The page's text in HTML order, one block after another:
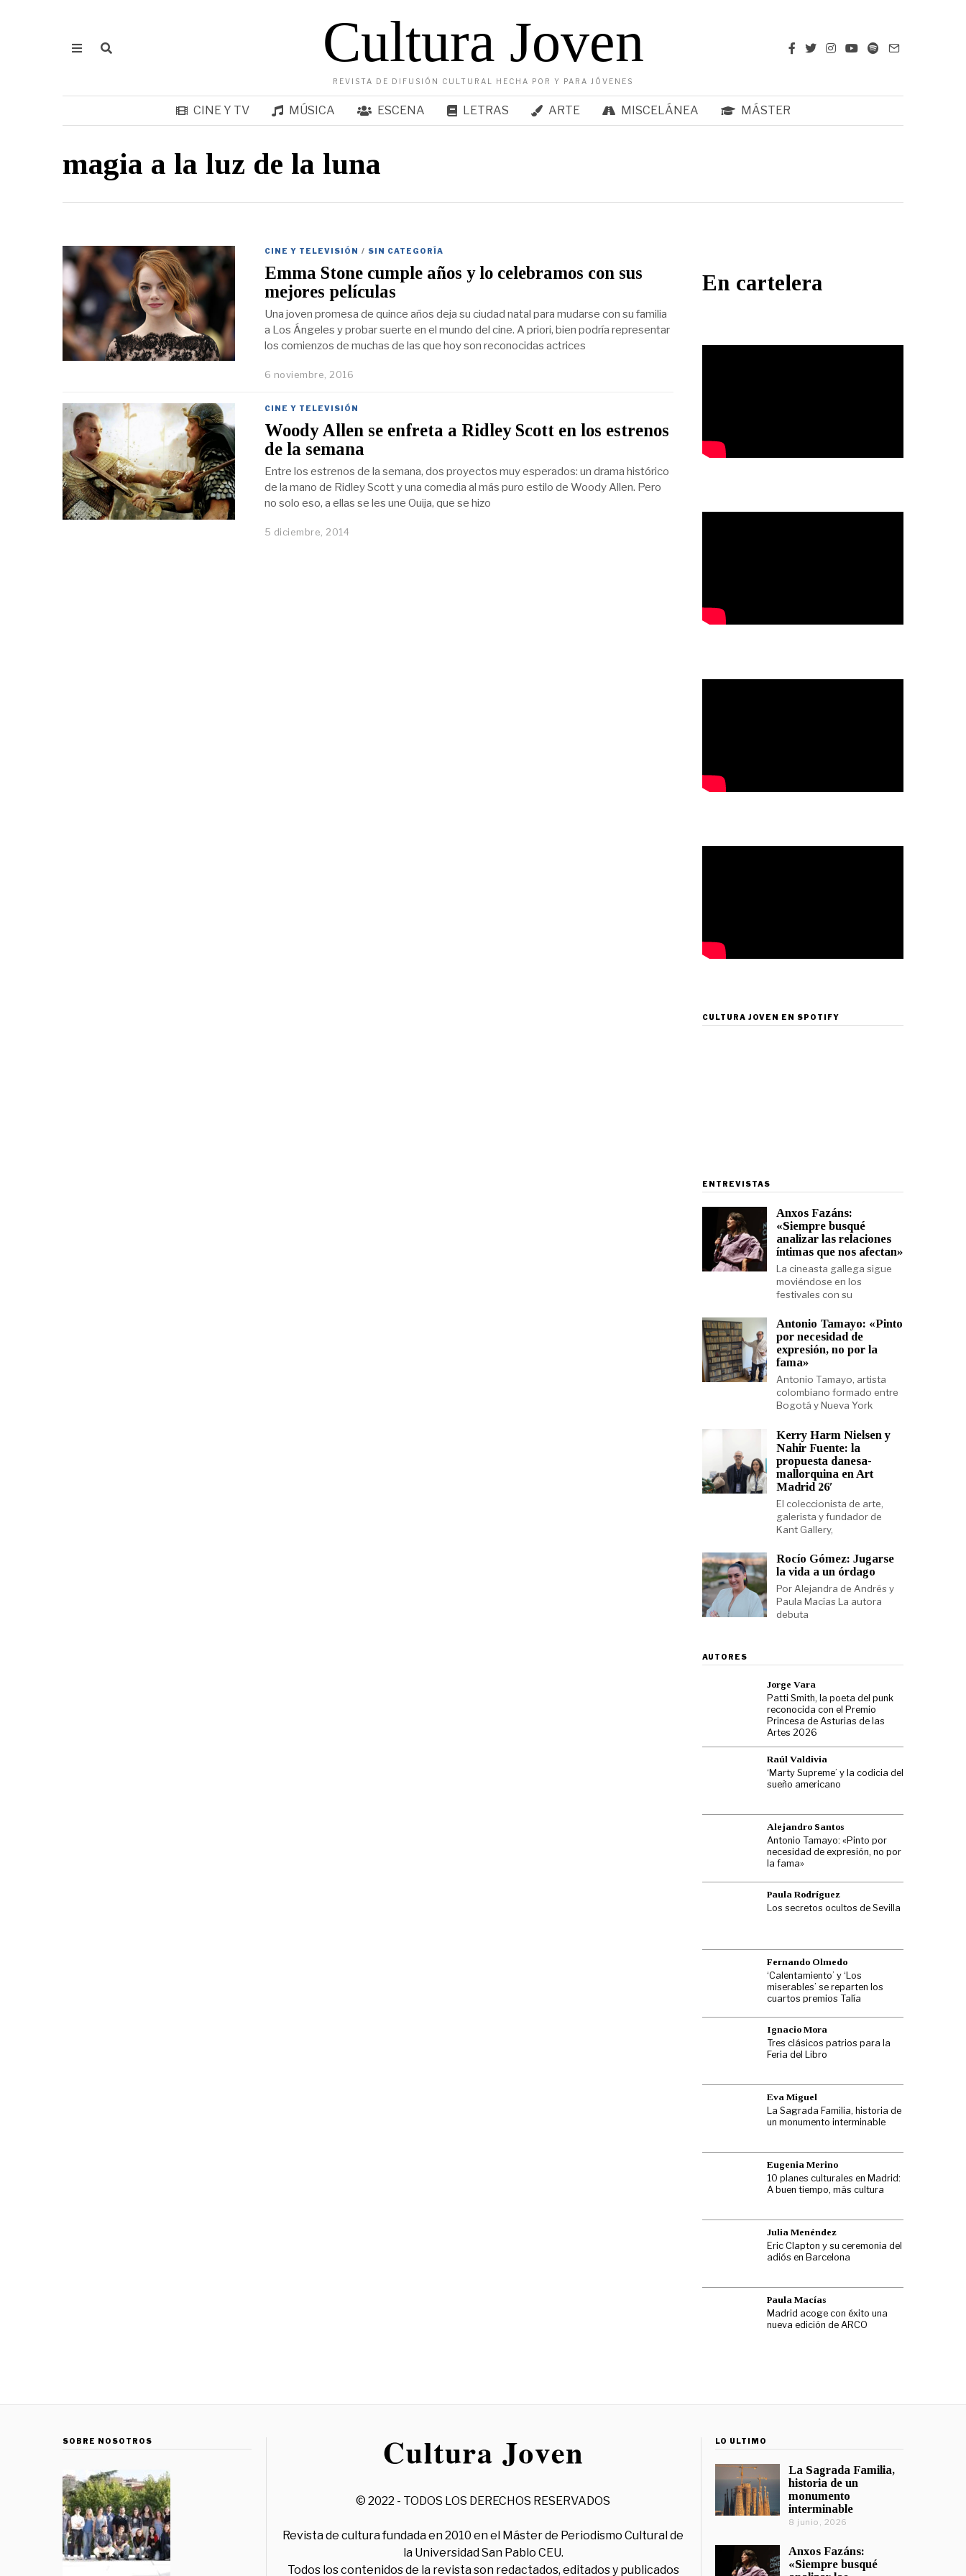
Cultura Joven
REVISTA DE DIFUSIÓN CULTURAL HECHA POR Y PARA JÓVENES
CINE Y TV MÚSICA ESCENA LETRAS ARTE MISCELÁNEA MÁSTER
magia a la luz de la luna
CINE Y TELEVISIÓN / SIN CATEGORÍA
Emma Stone cumple años y lo celebramos con sus
mejores películas
Una joven promesa de quince años deja su ciudad natal para mudarse con su familia
a Los Ángeles y probar suerte en el mundo del cine. A priori, bien podría representar
los comienzos de muchas de las que hoy son reconocidas actrices
6 noviembre, 2016
CINE Y TELEVISIÓN
Woody Allen se enfreta a Ridley Scott en los estrenos
de la semana
Entre los estrenos de la semana, dos proyectos muy esperados: un drama histórico
de la mano de Ridley Scott y una comedia al más puro estilo de Woody Allen. Pero
no solo eso, a ellas se les une Ouija, que se hizo
5 diciembre, 2014
En cartelera
CULTURA JOVEN EN SPOTIFY
ENTREVISTAS
Anxos Fazáns:
«Siempre busqué
analizar las relaciones
íntimas que nos afectan»
La cineasta gallega sigue
moviéndose en los
festivales con su
Antonio Tamayo: «Pinto
por necesidad de
expresión, no por la
fama»
Antonio Tamayo, artista
colombiano formado entre
Bogotá y Nueva York
Kerry Harm Nielsen y
Nahir Fuente: la
propuesta danesa-
mallorquina en Art
Madrid 26′
El coleccionista de arte,
galerista y fundador de
Kant Gallery,
Rocío Gómez: Jugarse
la vida a un órdago
Por Alejandra de Andrés y
Paula Macías La autora
debuta
AUTORES
Jorge Vara
Patti Smith, la poeta del punk
reconocida con el Premio
Princesa de Asturias de las
Artes 2026
Raúl Valdivia
‘Marty Supreme’ y la codicia del
sueño americano
Alejandro Santos
Antonio Tamayo: «Pinto por
necesidad de expresión, no por
la fama»
Paula Rodríguez
Los secretos ocultos de Sevilla
Fernando Olmedo
‘Calentamiento’ y ‘Los
miserables’ se reparten los
cuartos premios Talía
Ignacio Mora
Tres clásicos patrios para la
Feria del Libro
Eva Miguel
La Sagrada Familia, historia de
un monumento interminable
Eugenia Merino
10 planes culturales en Madrid:
A buen tiempo, más cultura
Julia Menéndez
Eric Clapton y su ceremonia del
adiós en Barcelona
Paula Macías
Madrid acoge con éxito una
nueva edición de ARCO
SOBRE NOSOTROS
© 2022 - TODOS LOS DERECHOS RESERVADOS
Revista de cultura fundada en 2010 en el Máster de Periodismo Cultural de
la Universidad San Pablo CEU.
Todos los contenidos de la revista son redactados, editados y publicados
LO ÚLTIMO
La Sagrada Familia,
historia de un
monumento
interminable
8 junio, 2026
Anxos Fazáns:
«Siempre busqué